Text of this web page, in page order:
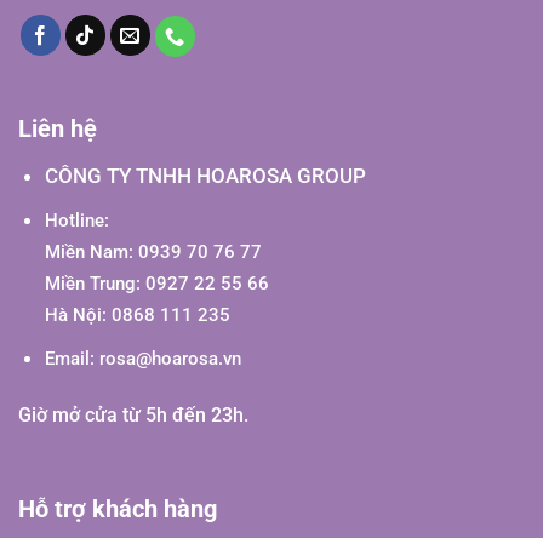
Liên hệ
CÔNG TY TNHH HOAROSA GROUP
Hotline:
Miền Nam: 0939 70 76 77
Miền Trung: 0927 22 55 66
Hà Nội: 0868 111 235
Email: rosa@hoarosa.vn
Giờ mở cửa từ 5h đến 23h.
Hỗ trợ khách hàng